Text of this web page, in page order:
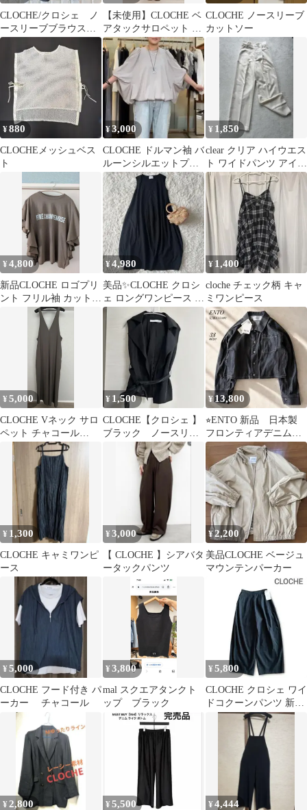
CLOCHE/クロシェ ノ
ースリーブブラウス
Vネック Aライン
夏 紺
【未使用】CLOCHE ベ
アタックサロペット ブ
ラック M
CLOCHE ノースリーブ
カットソー
¥880
CLOCHEメッシュベス
ト
¥3,000
CLOCHE ドルマン袖 バ
ルーンシルエットプル
オーバー グレージュ 絞
り 夏服
¥ 1,850
clear クリア ハイウエス
ト ワイドパンツ アイボ
リー S 新品タグ付き
¥4,800
新品CLOCHE ロゴプリ
ント フリル袖 カットソ
ー ブラウン
¥4,980
美品✨CLOCHE クロシ
ェ ロングワンピース 変
型コクーン 黒 M リネ
¥ 1,400
cloche チェック柄 キャ
ミワンピース
¥5,000
CLOCHE Vネック サロ
ペット チャコール
2WAY オールシーズン
¥ 1,500
CLOCHE【クロシェ 】
ブラック ノースリー
ブ ベスト 羽織
黒 美品 M
¥13,800
⭐︎ENTO 新品 日本製
フロンティアデニムジ
ャケット38CLOCHE
¥ 1,300
CLOCHE キャミワンピ
ース
¥3,000
【 CLOCHE 】シアバタ
ータックパンツ
¥2,200
美品CLOCHE ベージュ
マウンテンパーカー
¥5,000
CLOCHE フード付き パ
ーカー チャコール
¥3,800
mal スクエアタンクト
ップ ブラック
¥ 5,800
CLOCHE クロシェ ワイ
ドコクーンパンツ 新品
タグ 麻綿 ゴム入り 洗
¥ 2,800 ¥ 5,500 ¥4,444